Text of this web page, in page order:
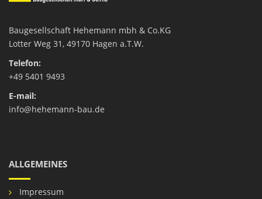
Baugesellschaft Hehemann mbh & Co.KG
Lotter Weg 31, 49170 Hagen a.T.W.
Telefon:
+49 5401 9493
E-mail:
info@hehemann-bau.de
ALLGEMEINES
Impressum